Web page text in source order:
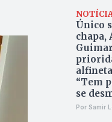
Único
chapa,
“Tem
se
Por Samir